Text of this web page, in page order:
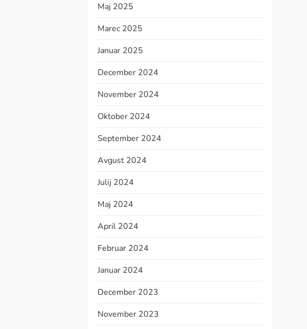
Maj 2025
Marec 2025
Januar 2025
December 2024
November 2024
Oktober 2024
September 2024
Avgust 2024
Julij 2024
Maj 2024
April 2024
Februar 2024
Januar 2024
December 2023
November 2023